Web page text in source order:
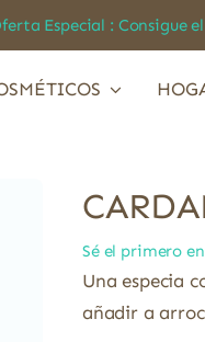
Especial : Consigue el
Sé el primero
Una especia
añadir a